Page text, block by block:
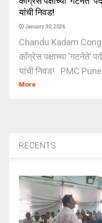
यांची निवड!
January 30, 2026
Chandu Kadam
काँग्रेस पक्षाच्या ‘गटनेते’
यांची निवड! PMC
More
RECENTS